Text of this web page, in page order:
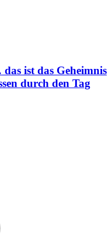
ist das Geheimnis
durch den Tag